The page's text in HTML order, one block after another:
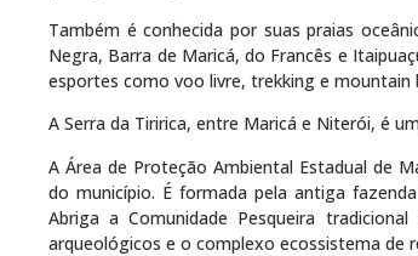
Também é conhecida por suas praias
Negra, Barra de Maricá, do Francês e
esportes como voo livre, trekking e mountain
A Serra da Tiririca, entre Maricá e Niterói, é
A Área de Proteção Ambiental Estadual de
do município. É formada pela antiga
Abriga a Comunidade Pesqueira
arqueológicos e o complexo ecossistema de